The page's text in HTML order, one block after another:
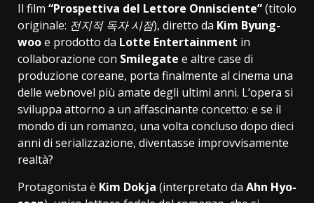
Il film “Prospettiva del Lettore Onnisciente”(titolo
originale: 전지적 독자 시점), diretto da Kim Byung-
wooe prodotto da Lotte Entertainment in
collaborazione con Smilegate e altre case di
produzione coreane, porta finalmente al cinema una
delle webnovel più amate degli ultimi anni. L’opera si
sviluppa attorno a un affascinante concetto: e se il
mondo di un romanzo, una volta concluso dopo dieci
anni di serializzazione, diventasse improvvisamente
realtà?
Protagonista è Kim Dokja (interpretato da Ahn Hyo-